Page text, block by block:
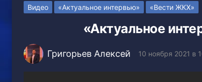
Видео «Актуальное интервью» «Вести ЖКХ»
«Актуальное
Григорьев Алексей 10 ноября 2021 в